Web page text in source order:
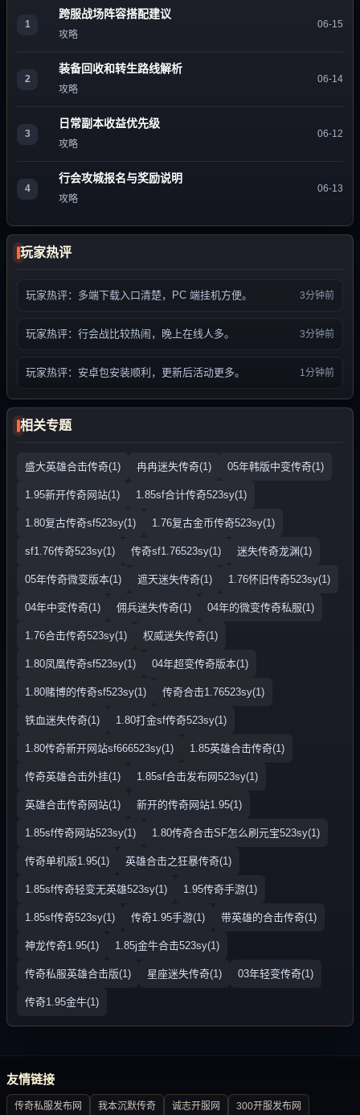
1
跨服战场阵容搭配建议
攻略
06-15
2
装备回收和转生路线解析
攻略
06-14
3
日常副本收益优先级
攻略
06-12
4
行会攻城报名与奖励说明
攻略
06-13
玩家热评
玩家热评：多端下载入口清楚，PC 端挂机方便。 3分钟前
玩家热评：行会战比较热闹，晚上在线人多。 3分钟前
玩家热评：安卓包安装顺利，更新后活动更多。 1分钟前
相关专题
盛大英雄合击传奇(1) 冉冉迷失传奇(1) 05年韩版中变传奇(1)
1.95新开传奇网站(1) 1.85sf合计传奇523sy(1)
1.80复古传奇sf523sy(1) 1.76复古金币传奇523sy(1)
sf1.76传奇523sy(1) 传奇sf1.76523sy(1) 迷失传奇龙渊(1)
05年传奇微变版本(1) 遮天迷失传奇(1) 1.76怀旧传奇523sy(1)
04年中变传奇(1) 佣兵迷失传奇(1) 04年的微变传奇私服(1)
1.76合击传奇523sy(1) 权威迷失传奇(1)
1.80凤凰传奇sf523sy(1) 04年超变传奇版本(1)
1.80赌博的传奇sf523sy(1) 传奇合击1.76523sy(1)
铁血迷失传奇(1) 1.80打金sf传奇523sy(1)
1.80传奇新开网站sf666523sy(1) 1.85英雄合击传奇(1)
传奇英雄合击外挂(1) 1.85sf合击发布网523sy(1)
英雄合击传奇网站(1) 新开的传奇网站1.95(1)
1.85sf传奇网站523sy(1) 1.80传奇合击SF怎么刷元宝523sy(1)
传奇单机版1.95(1) 英雄合击之狂暴传奇(1)
1.85sf传奇轻变无英雄523sy(1) 1.95传奇手游(1)
1.85sf传奇523sy(1) 传奇1.95手游(1) 带英雄的合击传奇(1)
神龙传奇1.95(1) 1.85j金牛合击523sy(1)
传奇私服英雄合击版(1) 星座迷失传奇(1) 03年轻变传奇(1)
传奇1.95金牛(1)
友情链接
传奇私服发布网 我本沉默传奇 诚志开服网 300开服发布网